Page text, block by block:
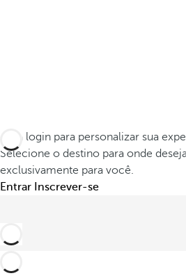
Faça login para personalizar sua
Selecione o destino para onde
exclusivamente para você.
Entrar Inscrever-se